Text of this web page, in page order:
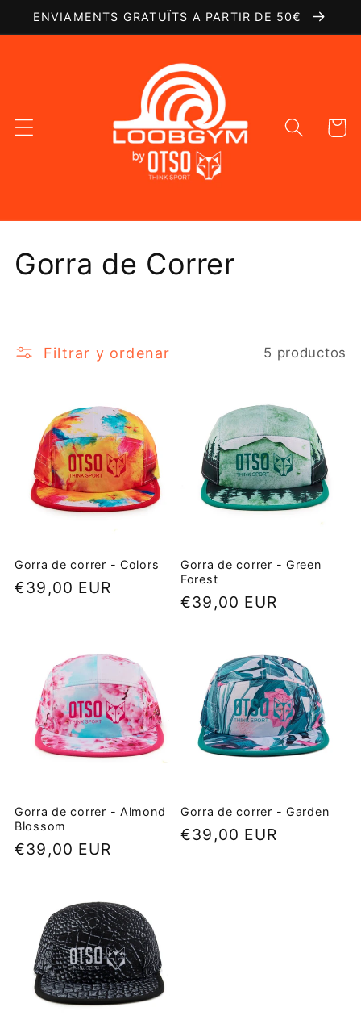
directamente
al contenido
ENVIAMENTS GRATUÏTS A PARTIR DE 50€
Carrito
C
l
n
:
Gorra de Correr
Filtrar y ordenar 5 productos
Gorra de correr - Colors
Precio
€39,00 EUR
Gorra de correr - Green
Forest
Precio
€39,00 EUR
Gorra de correr - Almond
Blossom
Precio
€39,00 EUR
Gorra de correr - Garden
Precio
€39,00 EUR